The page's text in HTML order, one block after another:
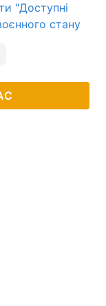
"Доступні
стану